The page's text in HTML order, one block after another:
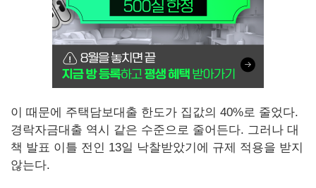
이 때문에 주택담보대출 한도가 집값의 40%로 줄었다.
경락자금대출 역시 같은 수준으로 줄어든다. 그러나 대
책 발표 이틀 전인 13일 낙찰받았기에 규제 적용을 받지
않는다.